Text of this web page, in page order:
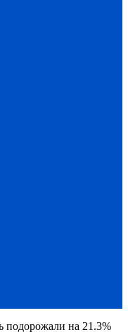
подорожали на 21.3%